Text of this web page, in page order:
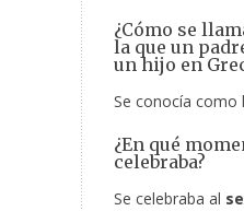
¿Cómo se
la que un
un hijo en
Se conocía como
¿En qué
celebraba?
Se celebraba al